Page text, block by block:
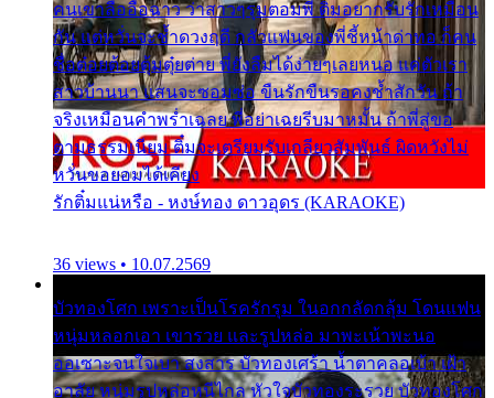
คนเขาลืออื้อฉาว ว่าสาวๆรุมตอมพี่ ติ๋มอยากรับรักเหมือน
กัน แต่หวั่นจะช้ำดวงฤดี กลัวแฟนของพี่ชี้หน้าด่าทอ ก็คน
ชื่อต๋อยต้อยตุ้มตุ๋ยต่าย พี่ยังลืมได้ง่ายๆเลยหนอ แค่ตัวเรา
สาวบ้านนา แสนจะซอมซ่อ ขืนรักขืนรอคงช้ำสักวัน ถ้า
จริงเหมือนคำพร่ำเฉลย พี่อย่าเฉยรีบมาหมั้น ถ้าพี่สู่ขอ
ตามธรรมเนียม ติ๋มจะเตรียมรับเกลียวสัมพันธ์ ผิดหวังไม่
หวั่นขอยอมได้เคียง
รักติ๋มแน่หรือ - หงษ์ทอง ดาวอุดร (KARAOKE)
36 views • 10.07.2569
บัวทองโศก เพราะเป็นโรครักรุม ในอกกลัดกลุ้ม โดนแฟน
หนุ่มหลอกเอา เขารวย และรูปหล่อ มาพะเน้าพะนอ
ออเซาะจนใจเบา สงสาร บัวทองเศร้า น้ำตาคลอเบ้า เฝ้า
อาลัย หนุ่มรูปหล่อหนีไกล หัวใจบัวทองระรวย บัวทองโศก